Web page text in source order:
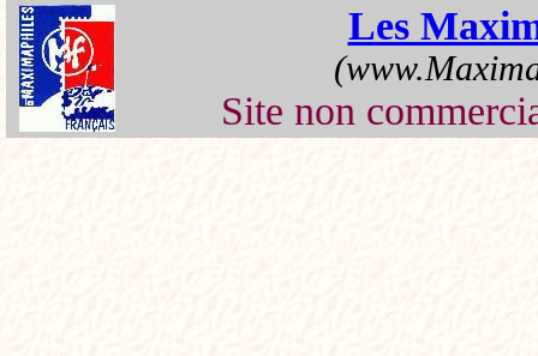
Les
Site non